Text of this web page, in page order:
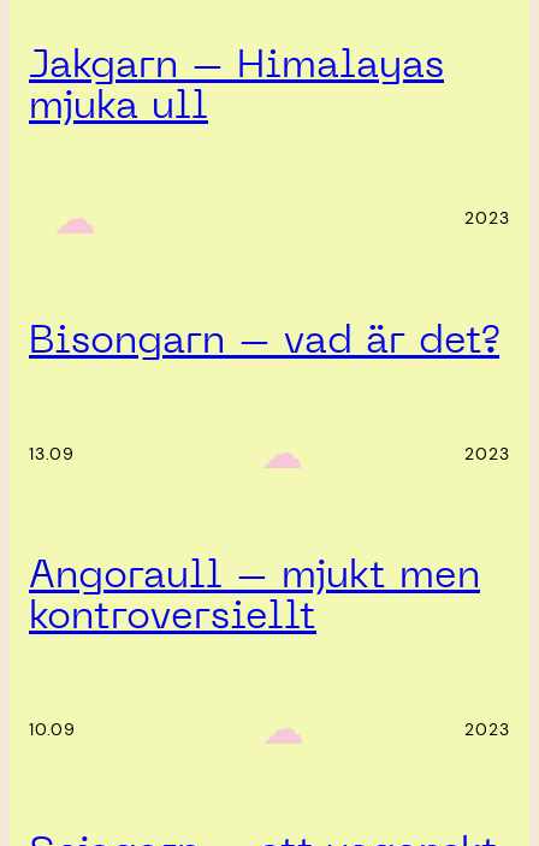
Jakgarn – Himalayas
mjuka ull
‎ ‎‎ ☁︎‎‎ 2023
Bisongarn – vad är det?
13.09 ‎ ‎‎ ☁︎‎‎ 2023
Angoraull – mjukt men
kontroversiellt
10.09 ‎ ‎‎ ☁︎‎‎ 2023